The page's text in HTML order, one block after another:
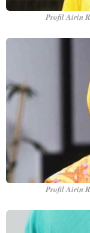
Profil Airin
Profil Airin